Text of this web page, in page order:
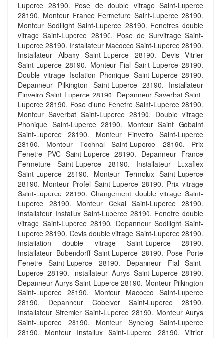
Luperce 28190. Pose de double vitrage Saint-Luperce
28190. Monteur France Fermeture Saint-Luperce 28190.
Monteur Sodilight Saint-Luperce 28190. Fenetres double
vitrage Saint-Luperce 28190. Pose de Survitrage Saint-
Luperce 28190. Installateur Macocco Saint-Luperce 28190.
Installateur Albany Saint-Luperce 28190. Devis Vitrier
Saint-Luperce 28190. Monteur Fial Saint-Luperce 28190.
Double vitrage Isolation Phonique Saint-Luperce 28190.
Depanneur Pilkington Saint-Luperce 28190. Installateur
Finvetro Saint-Luperce 28190. Depanneur Saverbat Saint-
Luperce 28190. Pose d'une Fenetre Saint-Luperce 28190.
Monteur Saverbat Saint-Luperce 28190. Double vitrage
Phonique Saint-Luperce 28190. Monteur Saint Gobaint
Saint-Luperce 28190. Monteur Finvetro Saint-Luperce
28190. Monteur Technal Saint-Luperce 28190. Prix
Fenetre PVC Saint-Luperce 28190. Depanneur France
Fermeture Saint-Luperce 28190. Installateur Luxaflex
Saint-Luperce 28190. Monteur Termolux Saint-Luperce
28190. Monteur Profel Saint-Luperce 28190. Prix vitrage
Saint-Luperce 28190. Changement double vitrage Saint-
Luperce 28190. Monteur Cekal Saint-Luperce 28190.
Installateur Installux Saint-Luperce 28190. Fenetre double
vitrage Saint-Luperce 28190. Depanneur Sodilight Saint-
Luperce 28190. Devis double vitrage Saint-Luperce 28190.
Installation double vitrage Saint-Luperce 28190.
Installateur Bubendorff Saint-Luperce 28190. Pose Porte
Fenetre Saint-Luperce 28190. Depanneur Fial Saint-
Luperce 28190. Installateur Aurys Saint-Luperce 28190.
Depanneur Aurys Saint-Luperce 28190. Monteur Pilkington
Saint-Luperce 28190. Monteur Macocco Saint-Luperce
28190. Depanneur Cobelver Saint-Luperce 28190.
Installateur Stremler Saint-Luperce 28190. Monteur Aurys
Saint-Luperce 28190. Monteur Synelog Saint-Luperce
28190. Monteur Installux Saint-Luperce 28190. Vitrier